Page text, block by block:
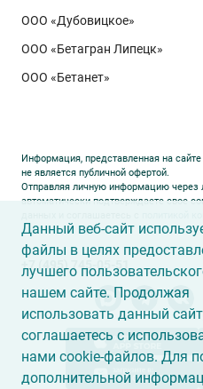
ООО «Дубовицкое»
ООО «Бетагран Липецк»
ООО «Бетанет»
Информация, представленная на
не является публичной офертой.
Отправляя личную информацию
автоматически подтверждаете свое
Данный веб-сайт
файлы в целях
лучшего
нашем сайте. Продолжая
использовать данный
соглашаетесь с
нами cookie-файлов. Для
дополнительной